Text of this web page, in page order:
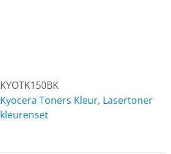
KYOTK150BK
Kyocera Toners Kleur, Lasertoner
kleurenset